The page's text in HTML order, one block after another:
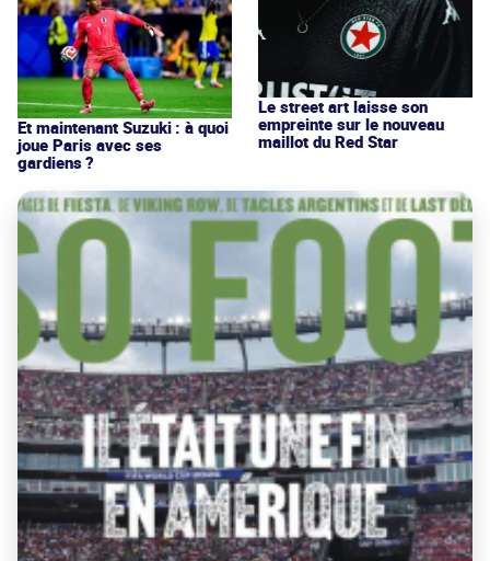
Et maintenant Suzuki : à quoi
joue Paris avec ses
gardiens ?
Le street art laisse son
empreinte sur le nouveau
maillot du Red Star